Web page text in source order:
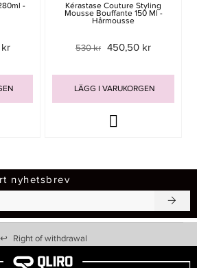
- Kérastase Couture Styling
Mousse Bouffante 150 Ml -
Hårmousse
530 kr 450,50 kr
LÄGG I VARUKORGEN
nyhetsbrev
↩ Right of withdrawal